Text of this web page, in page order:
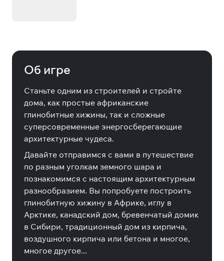
Об игре
Станьте одним из строителей и стройте
дома, как простые африканские
глинобитные хижины, так и сложные
суперсовременные энергосберегающие
архитектурные чудеса.
Давайте отправимся с вами в путешествие
по разным уголкам земного шара и
познакомимся с настоящим архитектурным
разнообразием. Вы попробуете построить
глинобитную хижину в Африке, иглу в
Арктике, канадский дом, бревенчатый домик
в Сибири, традиционный дом из кирпича,
воздушного кирпича или бетона и многое,
многое другое...